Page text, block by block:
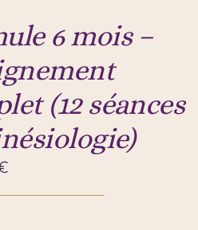
6 mois –
(12 séances